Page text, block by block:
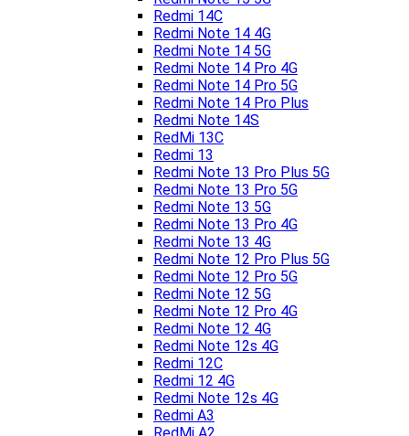
Redmi 14C
Redmi Note 14 4G
Redmi Note 14 5G
Redmi Note 14 Pro 4G
Redmi Note 14 Pro 5G
Redmi Note 14 Pro Plus
Redmi Note 14S
RedMi 13C
Redmi 13
Redmi Note 13 Pro Plus 5G
Redmi Note 13 Pro 5G
Redmi Note 13 5G
Redmi Note 13 Pro 4G
Redmi Note 13 4G
Redmi Note 12 Pro Plus 5G
Redmi Note 12 Pro 5G
Redmi Note 12 5G
Redmi Note 12 Pro 4G
Redmi Note 12 4G
Redmi Note 12s 4G
Redmi 12C
Redmi 12 4G
Redmi Note 12s 4G
Redmi A3